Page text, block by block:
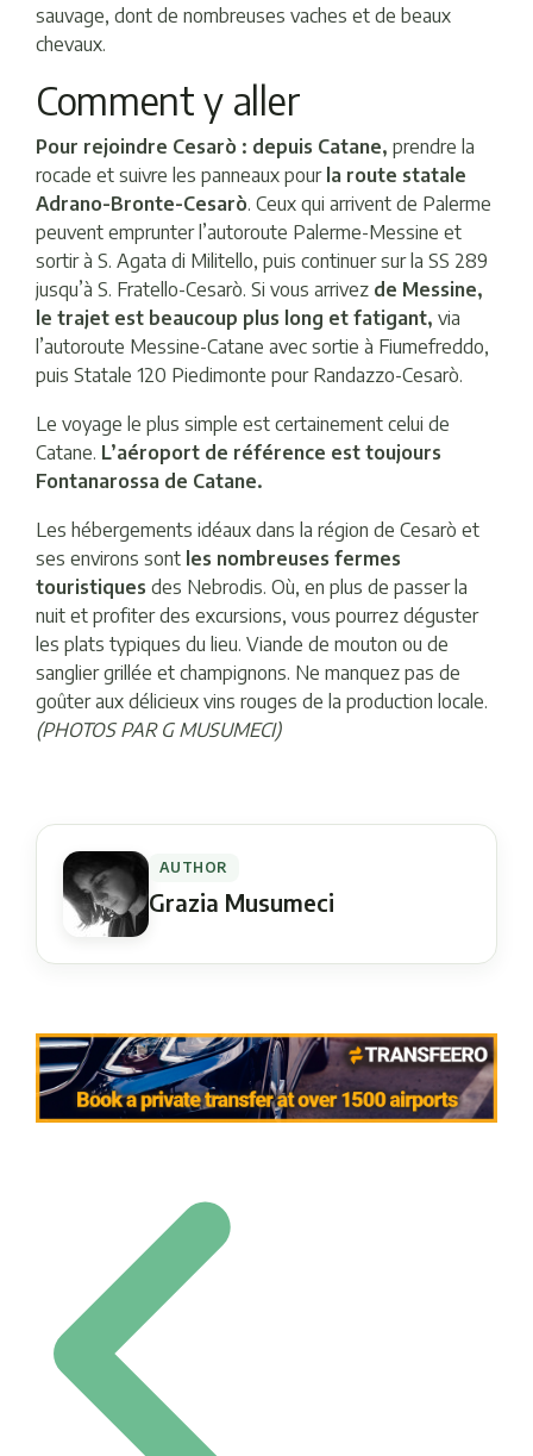
sauvage, dont de nombreuses vaches et de beaux
chevaux.
Comment y aller
Pour rejoindre Cesarò : depuis Catane, prendre la
rocade et suivre les panneaux pour la route statale
Adrano-Bronte-Cesarò. Ceux qui arrivent de Palerme
peuvent emprunter l’autoroute Palerme-Messine et
sortir à S. Agata di Militello, puis continuer sur la SS 289
jusqu’à S. Fratello-Cesarò. Si vous arrivez de Messine,
le trajet est beaucoup plus long et fatigant, via
l’autoroute Messine-Catane avec sortie à Fiumefreddo,
puis Statale 120 Piedimonte pour Randazzo-Cesarò.
Le voyage le plus simple est certainement celui de
Catane. L’aéroport de référence est toujours
Fontanarossa de Catane.
Les hébergements idéaux dans la région de Cesarò et
ses environs sont les nombreuses fermes
touristiques des Nebrodis. Où, en plus de passer la
nuit et profiter des excursions, vous pourrez déguster
les plats typiques du lieu. Viande de mouton ou de
sanglier grillée et champignons. Ne manquez pas de
goûter aux délicieux vins rouges de la production locale.
(PHOTOS PAR G MUSUMECI)
AUTHOR
Grazia Musumeci